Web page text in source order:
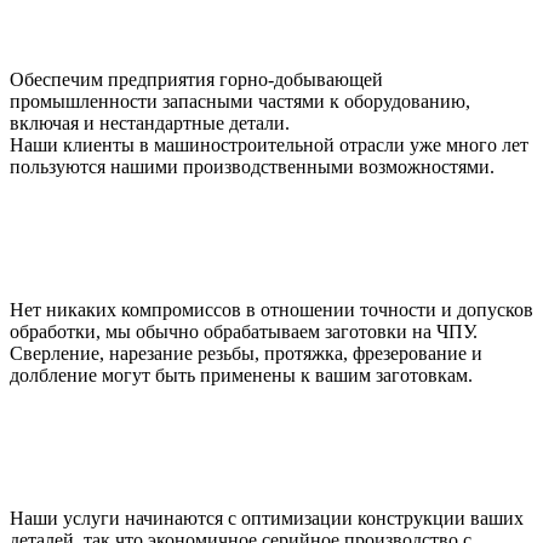
механообработка
расценки на металлообработку
нестандартные металлоконструкции на заказ
железные
конструкции на заказ
сварка изделий из металла на заказ
производство корпусных изделий из металла
металлообработка на
Обеспечим предприятия горно-добывающей
промышленности запасными частями к оборудованию,
включая и нестандартные детали.
Наши клиенты в машиностроительной отрасли уже много лет
пользуются нашими производственными возможностями.
Нет никаких компромиссов в отношении точности и допусков
обработки, мы обычно обрабатываем заготовки на ЧПУ.
Сверление, нарезание резьбы, протяжка, фрезерование и
долбление могут быть применены к вашим заготовкам.
Наши услуги начинаются с оптимизации конструкции ваших